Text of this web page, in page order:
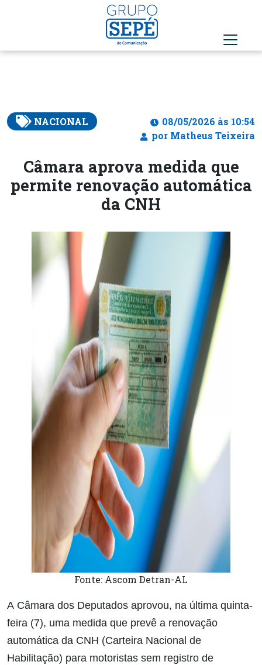
NACIONAL
08/05/2026 às 10:54
por Matheus Teixeira
Câmara aprova medida que
permite renovação automática
da CNH
Fonte: Ascom Detran-AL
A Câmara dos Deputados aprovou, na última quinta-
feira (7), uma medida que prevê a renovação
automática da CNH (Carteira Nacional de
Habilitação) para motoristas sem registro de